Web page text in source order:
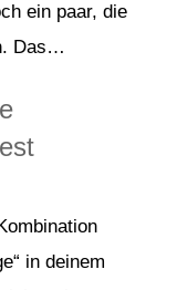
ein paar, die
Das…
in deinem